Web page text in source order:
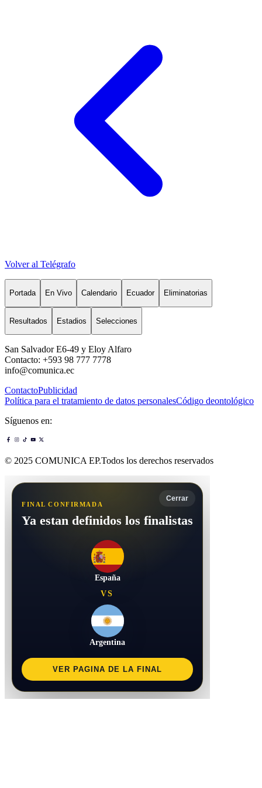
Volver al Telégrafo
Portada En Vivo Calendario Ecuador Eliminatorias
Resultados Estadios Selecciones
San Salvador E6-49 y Eloy Alfaro
Contacto: +593 98 777 7778
info@comunica.ec
ContactoPublicidad
Política para el tratamiento de datos personalesCódigo deontológico
Síguenos en:
© 2025 COMUNICA EP.Todos los derechos reservados
Cerrar
FINAL CONFIRMADA
Ya estan definidos los finalistas
España
VS
Argentina
VER PAGINA DE LA FINAL